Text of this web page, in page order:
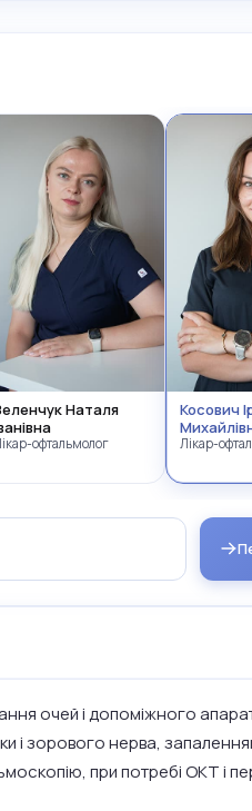
Наталя
офтальмолог
Косович
Лікар-
очей і допоміжного
і зорового нерва,
при потребі ОКТ і